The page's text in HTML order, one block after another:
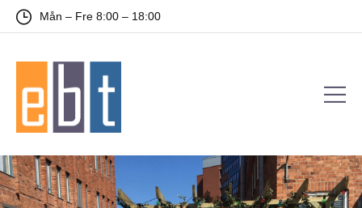
Mån – Fre 8:00 – 18:00